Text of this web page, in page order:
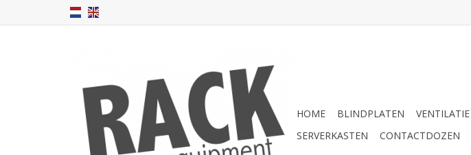
HOME BLINDPLATEN VENTILATIE
SERVERKASTEN
CONTACTDOZEN